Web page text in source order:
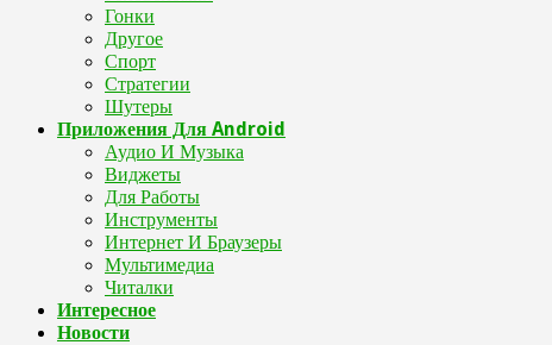
Гонки
Другое
Спорт
Стратегии
Шутеры
Приложения Для Android
Аудио И Музыка
Виджеты
Для Работы
Инструменты
Интернет И Браузеры
Мультимедиа
Читалки
Интересное
Новости